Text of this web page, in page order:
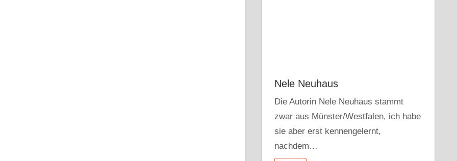
Nele Neuhaus
Die Autorin Nele Neuhaus stammt
zwar aus Münster/Westfalen, ich habe
sie aber erst kennengelernt,
nachdem…